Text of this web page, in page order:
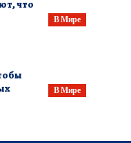
В Мире
что
В Мире